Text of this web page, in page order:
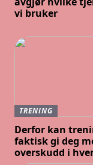
vi bruker
TRENING
Derfor kan
faktisk gi deg
overskudd i